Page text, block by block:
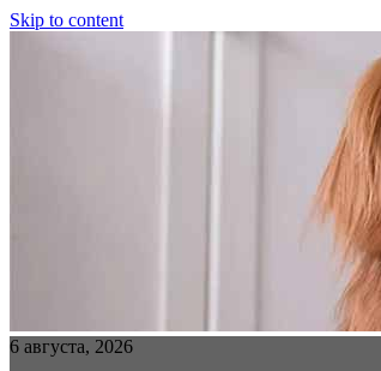
Skip to content
6 августа, 2026